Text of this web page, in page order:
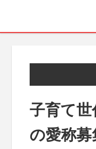
子育て
の愛称募